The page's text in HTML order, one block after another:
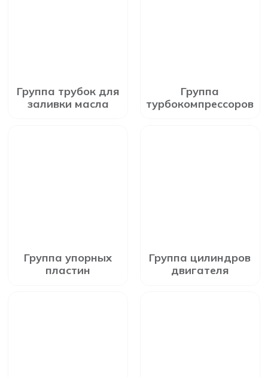
Группа трубок для
заливки масла
Группа
турбокомпрессоров
Группа упорных
пластин
Группа цилиндров
двигателя